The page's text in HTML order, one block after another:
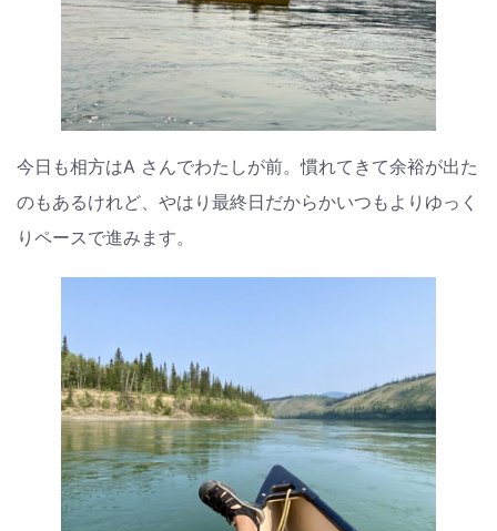
今日も相方はA さんでわたしが前。慣れてきて余裕が出た
のもあるけれど、やはり最終日だからかいつもよりゆっく
りペースで進みます。